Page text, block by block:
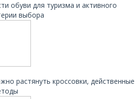
обуви для туризма и активного
выбора
растянуть кроссовки, действенные